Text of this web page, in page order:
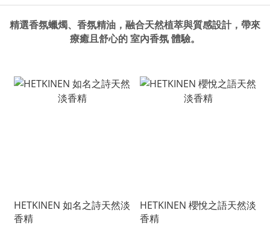
精選香氛蠟燭、 香氛精油 ， 融合天然植萃與質感設計，帶來
療癒且舒心的室內香氛體驗。
HETKINEN 如名之詩天然淡
香精
HETKINEN 櫻悅之語天然淡
香精